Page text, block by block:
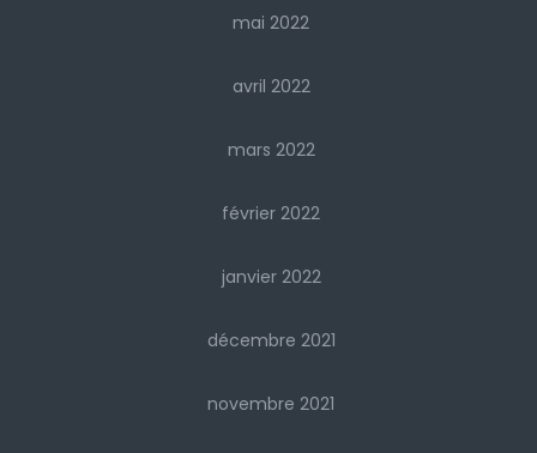
mai 2022
avril 2022
mars 2022
février 2022
janvier 2022
décembre 2021
novembre 2021